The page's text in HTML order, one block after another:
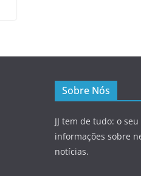
Sobre Nós
JJ tem de tudo: o
informações sobre
notícias.